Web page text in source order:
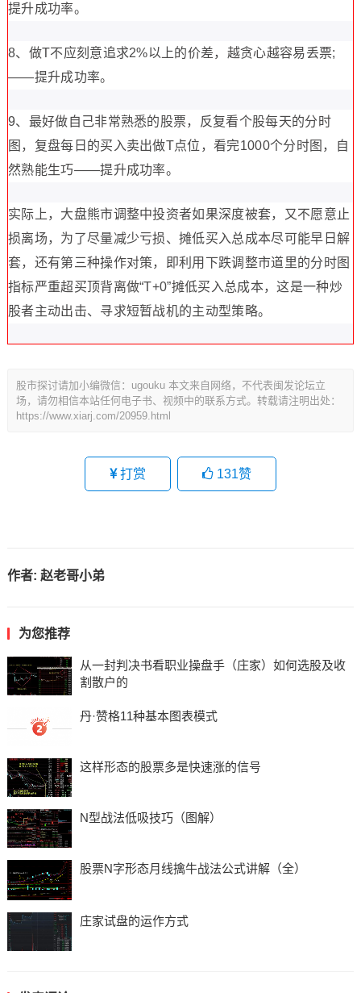
提升成功率。
8、做T不应刻意追求2%以上的价差，越贪心越容易丢票;
——提升成功率。
9、最好做自己非常熟悉的股票，反复看个股每天的分时
图，复盘每日的买入卖出做T点位，看完1000个分时图，自
然熟能生巧——提升成功率。
实际上，大盘熊市调整中投资者如果深度被套，又不愿意止
损离场，为了尽量减少亏损、摊低买入总成本尽可能早日解
套，还有第三种操作对策，即利用下跌调整市道里的分时图
指标严重超买顶背离做“T+0”摊低买入总成本，这是一种炒
股者主动出击、寻求短暂战机的主动型策略。
股市探讨请加小编微信：ugouku 本文来自网络，不代表闽发论坛立
场，请勿相信本站任何电子书、视频中的联系方式。转载请注明出处：
https://www.xiarj.com/20959.html
打赏 131赞
作者: 赵老哥小弟
为您推荐
从一封判决书看职业操盘手（庄家）如何选股及收
割散户的
丹·赞格11种基本图表模式
这样形态的股票多是快速涨的信号
N型战法低吸技巧（图解）
股票N字形态月线擒牛战法公式讲解（全）
庄家试盘的运作方式